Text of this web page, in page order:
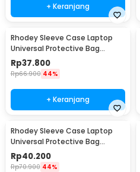
+ Keranjang
Rhodey Sleeve Case Laptop
Universal Protective Bag
Neoprene with Pouch 13 Inch -
AK03
Rp37.800
Rp66.900 44%
+ Keranjang
Rhodey Sleeve Case Laptop
Universal Protective Bag
Neoprene with Pouch 15 Inch -
AK03
Rp40.200
Rp70.900 44%